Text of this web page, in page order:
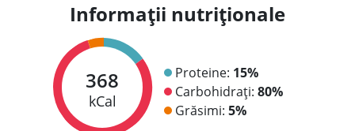
Informații nutriționale
368
kCal
Proteine: 15%
Carbohidrați: 80%
Grăsimi: 5%